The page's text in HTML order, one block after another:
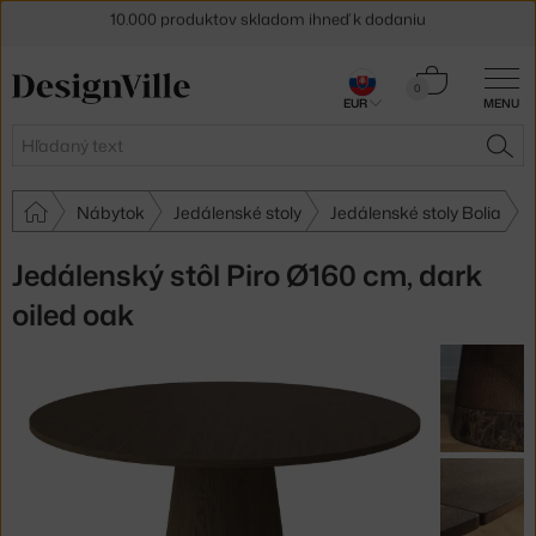
MENU
Hľadať
0
Košík
Nábytok Jedálenské stoly Jedálenské stoly Bolia
Jedálenský stôl Piro Ø160 cm, dark
oiled oak
30 dní na vrátenie tovaru
EUR